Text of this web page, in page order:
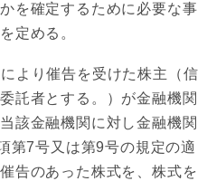
を確定するために必要な事
定める。
より催告を受けた株主（信
託者とする。）が金融機関
該金融機関に対し金融機関
第7号又は第9号の規定の適
告のあった株式を、株式を